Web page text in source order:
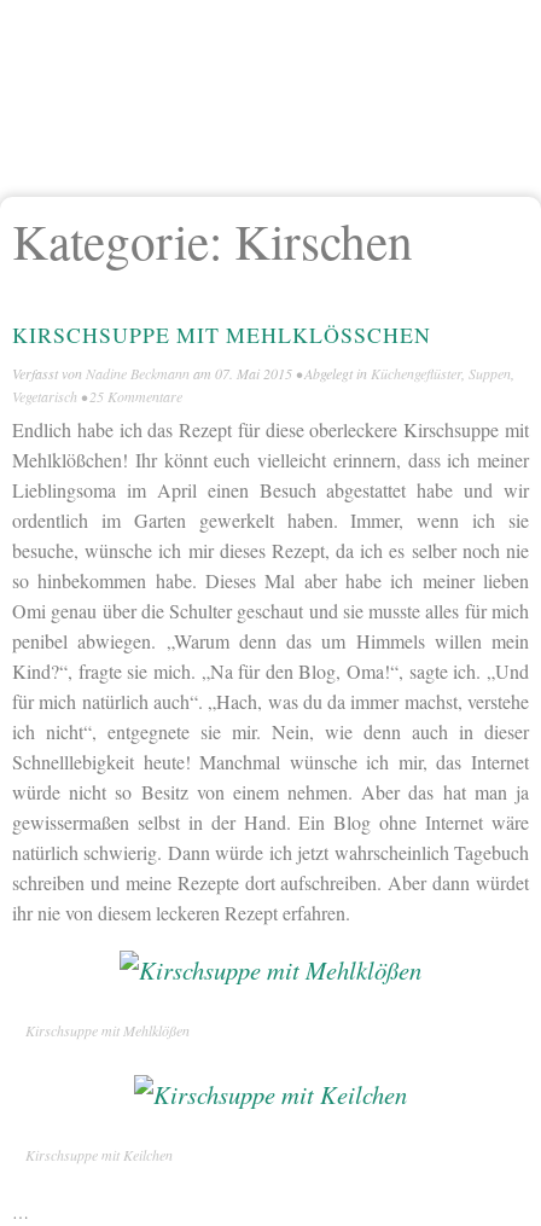
Kategorie: Kirschen
KIRSCHSUPPE MIT MEHLKLÖSSCHEN
Verfasst von Nadine Beckmann am 07. Mai 2015 • Abgelegt in Küchengeflüster, Suppen
Vegetarisch •25 Kommentare
Endlich habe ich das Rezept für diese oberleckere Kirschsuppe mit
Mehlklößchen! Ihr könnt euch vielleicht erinnern, dass ich meiner
Lieblingsoma im April einen Besuch abgestattet habe und wir
ordentlich im Garten gewerkelt haben. Immer, wenn ich sie
besuche, wünsche ich mir dieses Rezept, da ich es selber noch nie
so hinbekommen habe. Dieses Mal aber habe ich meiner lieben
Omi genau über die Schulter geschaut und sie musste alles für mich
penibel abwiegen. „Warum denn das um Himmels willen mein
Kind?“, fragte sie mich. „Na für den Blog, Oma!“, sagte ich. „Und
für mich natürlich auch“. „Hach, was du da immer machst, verstehe
ich nicht“, entgegnete sie mir. Nein, wie denn auch in dieser
Schnelllebigkeit heute! Manchmal wünsche ich mir, das Internet
würde nicht so Besitz von einem nehmen. Aber das hat man ja
gewissermaßen selbst in der Hand. Ein Blog ohne Internet wäre
natürlich schwierig. Dann würde ich jetzt wahrscheinlich Tagebuch
schreiben und meine Rezepte dort aufschreiben. Aber dann würdet
ihr nie von diesem leckeren Rezept erfahren.
Kirschsuppe mit Mehlklößen
Kirschsuppe mit Keilchen
…